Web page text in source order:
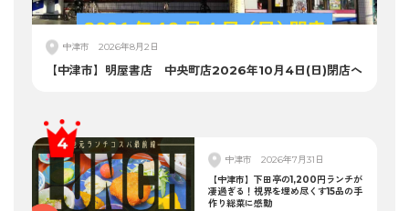
中津市 2026年8月2日
【中津市】明屋書店 中央町店2026年10月4日(日)閉店へ
中津市
2026年7月31日
【中津市】下田亭の1,200円ランチが
凄過ぎる！視界を埋め尽くす15品の手
作り総菜に感動